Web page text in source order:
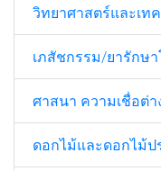
วิทยาศาสตร์และเท
เภสัชกรรม/ยารักษ
ศาสนา ความเชื่อต่า
ดอกไม้และดอกไม้ป